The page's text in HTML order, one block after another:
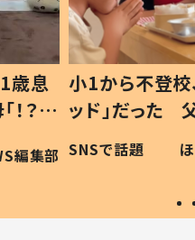
歳息
？」
編集部
小1から不登校
ッド」だった
作り続ける理
#令和の子
SNSで話題